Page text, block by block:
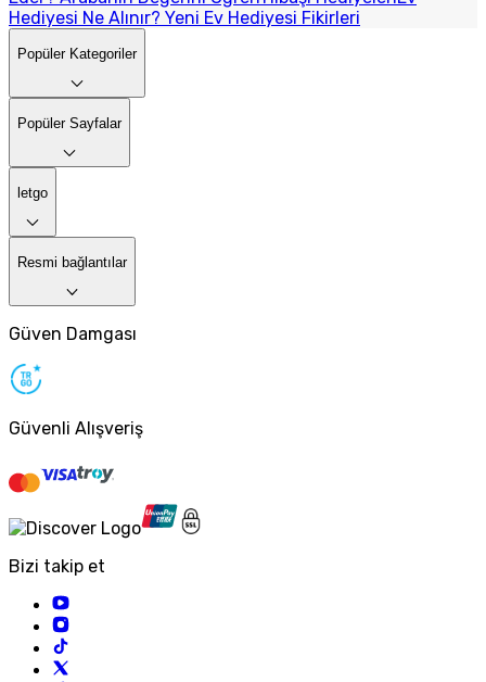
Hediyesi Ne Alınır? Yeni Ev Hediyesi Fikirleri
Popüler Kategoriler
Popüler Sayfalar
letgo
Resmi bağlantılar
Güven Damgası
Güvenli Alışveriş
Bizi takip et